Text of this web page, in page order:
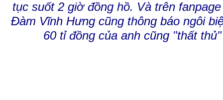
tục suốt 2 giờ đồng hồ. Và trên
Đàm Vĩnh Hưng cũng thông báo ngôi
60 tỉ đồng của anh cũng "thất